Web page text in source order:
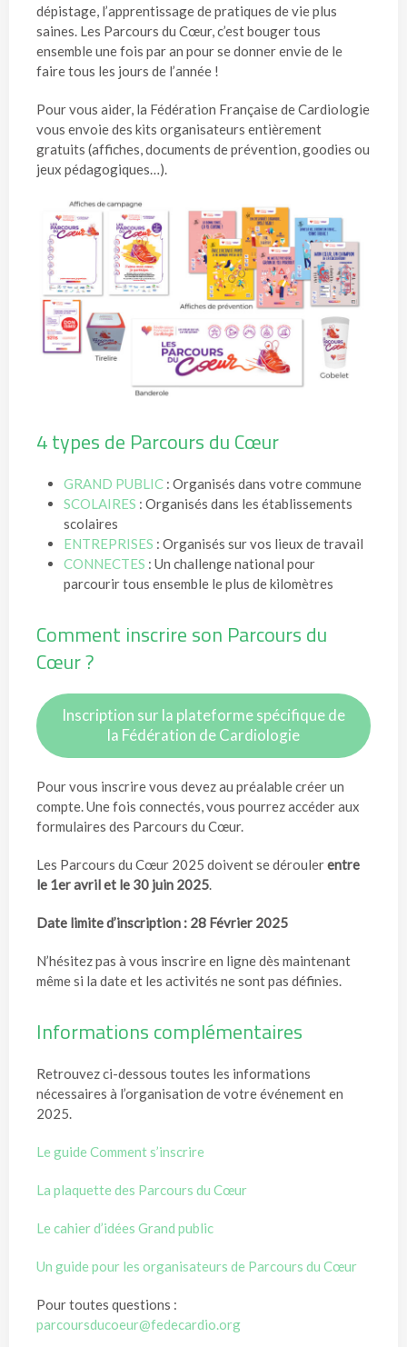
dépistage, l’apprentissage de pratiques de vie plus
saines. Les Parcours du Cœur, c’est bouger tous
ensemble une fois par an pour se donner envie de le
faire tous les jours de l’année !
Pour vous aider, la Fédération Française de Cardiologie
vous envoie des kits organisateurs entièrement
gratuits (affiches, documents de prévention, goodies ou
jeux pédagogiques…).
4 types de Parcours du Cœur
GRAND PUBLIC : Organisés dans votre commune
SCOLAIRES : Organisés dans les établissements
scolaires
ENTREPRISES : Organisés sur vos lieux de travail
CONNECTES : Un challenge national pour
parcourir tous ensemble le plus de kilomètres
Comment inscrire son Parcours du
Cœur ?
Inscription sur la plateforme spécifique de
la Fédération de Cardiologie
Pour vous inscrire vous devez au préalable créer un
compte. Une fois connectés, vous pourrez accéder aux
formulaires des Parcours du Cœur.
Les Parcours du Cœur 2025 doivent se déroulerentre
le 1er avril et le 30 juin 2025
Date limite d’inscription : 28 Février 2025
N’hésitez pas à vous inscrire en ligne dès maintenant
même si la date et les activités ne sont pas définies.
Informations complémentaires
Retrouvez ci-dessous toutes les informations
nécessaires à l’organisation de votre événement en
2025.
Le guide Comment s’inscrire
La plaquette des Parcours du Cœur
Le cahier d’idées Grand public
Un guide pour les organisateurs de Parcours du Cœur
Pour toutes questions :
parcoursducoeur@fedecardio.org